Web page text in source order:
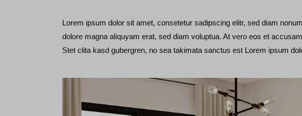
Lorem ipsum dolor sit amet, consetetur sadipscing elitr, sed diam
dolore magna aliquyam erat, sed diam voluptua. At vero eos et
Stet clita kasd gubergren, no sea takimata sanctus est Lorem ipsum